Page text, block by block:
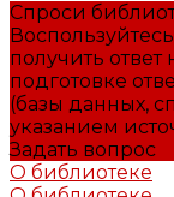
Спроси
получить
подготовке
(базы данных,
указанием
Задать вопрос
О библиотеке